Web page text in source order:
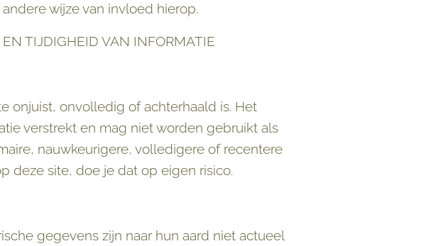
wijze van invloed hierop.
TIJDIGHEID VAN INFORMATIE
onjuist, onvolledig of achterhaald is. Het
verstrekt en mag niet worden gebruikt als
nauwkeurigere, volledigere of recentere
deze site, doe je dat op eigen risico.
gegevens zijn naar hun aard niet actueel